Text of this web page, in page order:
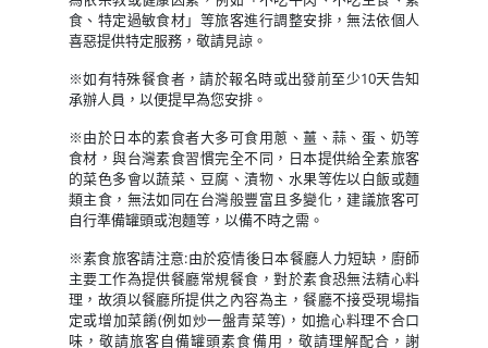
食、特定過敏食材」等旅客進行調整安排，無法依個人
喜惡提供特定服務，敬請見諒。
※如有特殊餐食者，請於報名時或出發前至少10天告知
承辦人員，以便提早為您安排。
※由於日本的素食者大多可食用蔥、薑、蒜、蛋、奶等
食材，與台灣素食習慣完全不同，日本提供給全素旅客
的菜色多會以蔬菜、豆腐、漬物、水果等佐以白飯或麵
類主食，無法如同在台灣般豐富且多變化，建議旅客可
自行準備罐頭或泡麵等，以備不時之需。
※素食旅客請注意:由於疫情後日本餐廳人力短缺，廚師
主要工作為提供餐廳常規餐食，對於素食恐無法精心料
理，故須以餐廳所提供之內容為主，餐廳不接受現場指
定或增加菜餚(例如炒一盤青菜等)，如擔心料理不合口
味，敬請旅客自備罐頭素食備用，敬請理解配合，謝